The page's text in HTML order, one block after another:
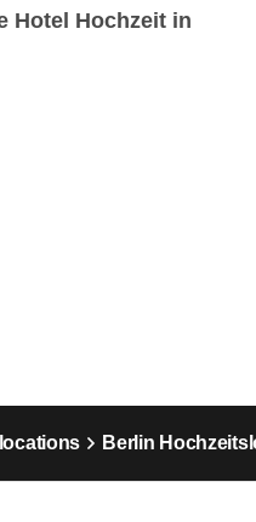
Hotel Hochzeit in
Berlin